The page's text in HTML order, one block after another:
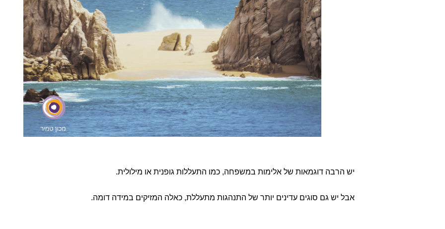
יש הרבה דוגמאות של אלימות במשפחה, כמו התעללות גופנית או מילולית.
אבל יש גם סוגים עדינים יותר של התנהגות מתעללת, כאלה המזיקים במידה דומה.